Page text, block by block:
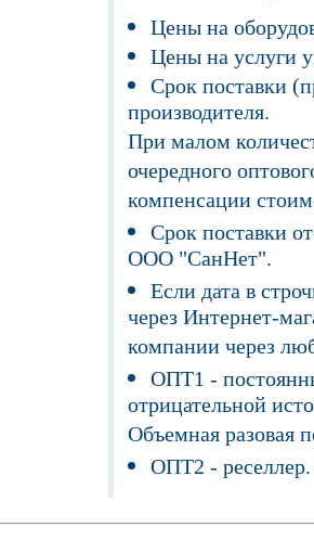
Цены на
Цены на услуги
Срок поставки
производителя.
При малом
очередного
компенсации
Срок поставки
ООО "СанНет".
Если дата в
через Интернет-
компании через
ОПТ1 -
отрицательной
Объемная разовая
ОПТ2 -